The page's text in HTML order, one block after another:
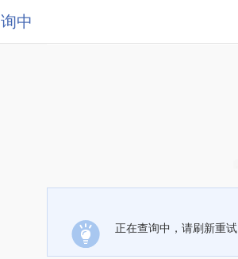
中
正在查询中，请刷新重试